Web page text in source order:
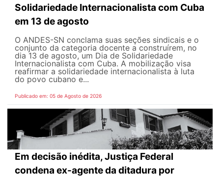
Solidariedade Internacionalista com Cuba
em 13 de agosto
O ANDES-SN conclama suas seções sindicais e o
conjunto da categoria docente a construírem, no
dia 13 de agosto, um Dia de Solidariedade
Internacionalista com Cuba. A mobilização visa
reafirmar a solidariedade internacionalista à luta
do povo cubano e...
Publicado em: 05 de Agosto de 2026
Em decisão inédita, Justiça Federal
condena ex-agente da ditadura por